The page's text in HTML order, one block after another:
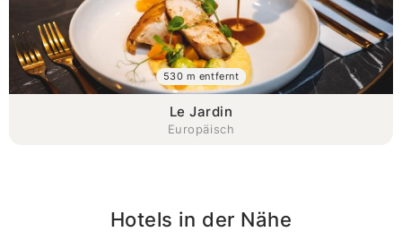
Le Jardin
Europäisch
530 m entfernt
Hotels in der Nähe